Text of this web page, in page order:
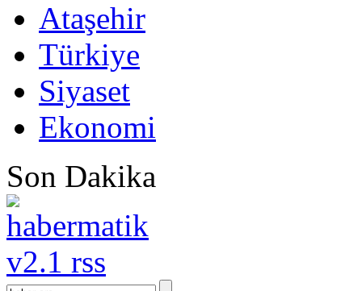
Ataşehir
Türkiye
Siyaset
Ekonomi
Son Dakika